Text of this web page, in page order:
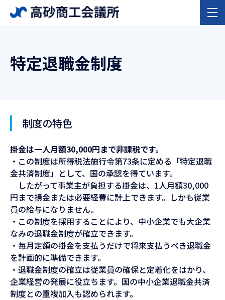
特定退職金制度
制度の特色
掛金は一人月額30,000円まで非課税です。
・この制度は所得税法施行令第73条に定める「特定退職
金共済制度」として、国の承認を得ています。
したがって事業主が負担する掛金は、1人月額30,000
円まで損金または必要経費に計上できます。しかも従業
員の給与になりません。
・この制度を採用することにより、中小企業でも大企業
なみの退職金制度が確立できます。
・毎月定額の掛金を支払うだけで将来支払うべき退職金
を計画的に準備できます。
・退職金制度の確立は従業員の確保と定着化をはかり、
企業経営の発展に役立ちます。国の中小企業退職金共済
制度との重複加入も認められます。